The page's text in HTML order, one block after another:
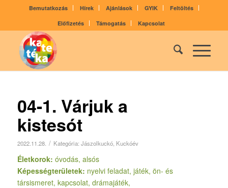
Bemutatkozás Hírek Ajánlások GYIK
Feltöltés
Előfizetés
Támogatás Kapcsolat
04-1. Várjuk a
kistesót
2022.11.28. / Kategória: Jászolkuckó, Kuckóév
Életkorok: óvodás, alsós
Képességterületek: nyelvi feladat, játék, ön- és
társismeret, kapcsolat, drámajáték,